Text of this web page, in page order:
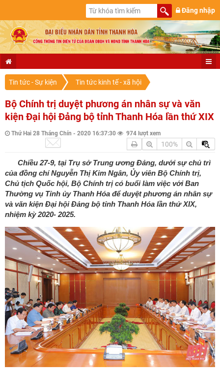
Đăng nhập
Tin tức - Sự kiện Tin tức kinh tế - xã hội
Bộ Chính trị duyệt phương án nhân sự và văn
kiện Đại hội Đảng bộ tỉnh Thanh Hóa lần thứ XIX
Thứ Hai 28 Tháng Chín - 2020 16:37:30 974 lượt xem
100%
Chiều 27-9, tại Trụ sở Trung ương Đảng, dưới sự chủ trì
của đồng chí Nguyễn Thị Kim Ngân, Ủy viên Bộ Chính trị,
Chủ tịch Quốc hội, Bộ Chính trị có buổi làm việc với Ban
Thường vụ Tỉnh ủy Thanh Hóa để duyệt phương án nhân sự
và văn kiện Đại hội Đảng bộ tỉnh Thanh Hóa lần thứ XIX,
nhiệm kỳ 2020- 2025.